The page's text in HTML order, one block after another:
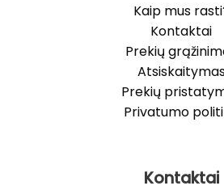
Kaip mus
Kontaktai
Prekių
Prekių
Privatumo
Kontaktai